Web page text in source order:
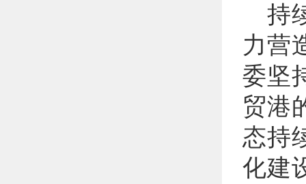
持
力营
委坚
贸港
态持
化建